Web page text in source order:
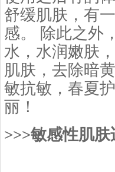
舒缓肌肤，有
感。 除此之外
水，水润嫩肤
肌肤，去除暗
敏抗敏，春夏
丽！
>>>敏感性肌